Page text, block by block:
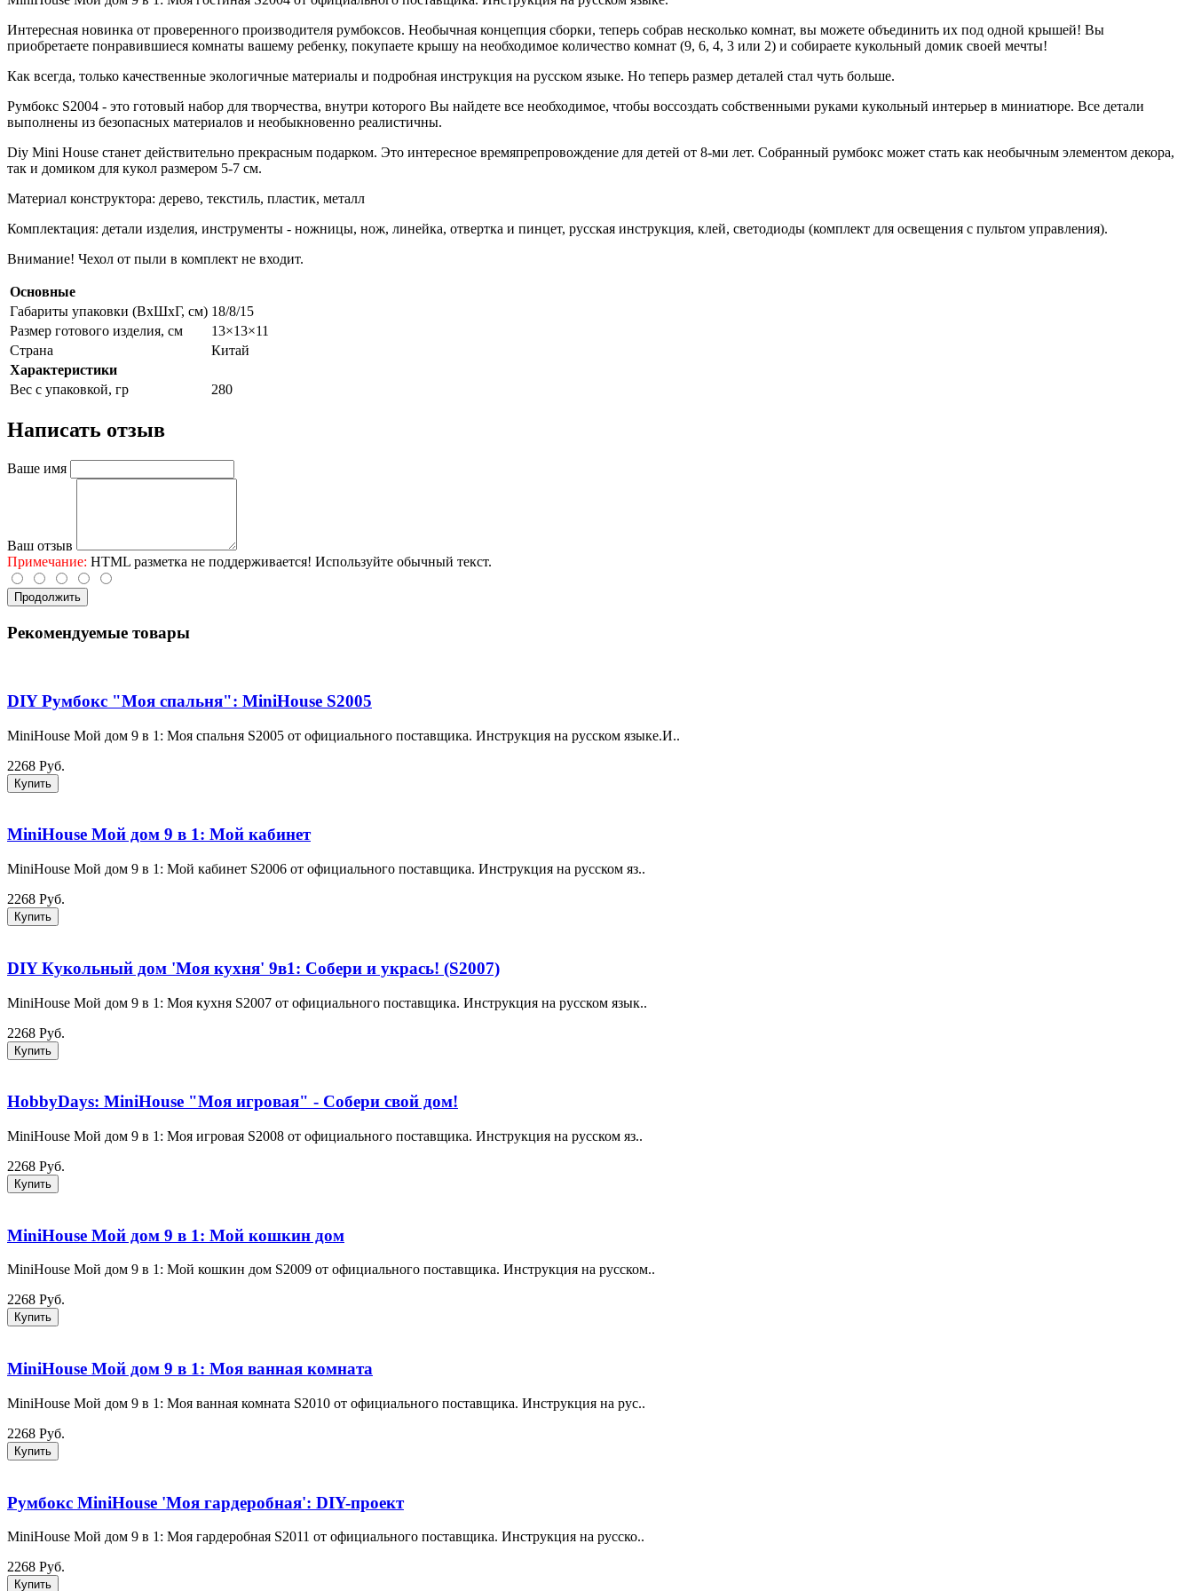
Интересная новинка от проверенного производителя румбоксов. Необычная концепция сборки, теперь собрав несколько комнат, вы можете объединить их под одной крышей! Вы
приобретаете понравившиеся комнаты вашему ребенку, покупаете крышу на необходимое количество комнат (9, 6, 4, 3 или 2) и собираете кукольный домик своей мечты!
Как всегда, только качественные экологичные материалы и подробная инструкция на русском языке. Но теперь размер деталей стал чуть больше.
Румбокс S2004 - это готовый набор для творчества, внутри которого Вы найдете все необходимое, чтобы воссоздать собственными руками кукольный интерьер в миниатюре. Все детали
выполнены из безопасных материалов и необыкновенно реалистичны.
Diy Mini House станет действительно прекрасным подарком. Это интересное времяпрепровождение для детей от 8-ми лет. Собранный румбокс может стать как необычным элементом декора,
так и домиком для кукол размером 5-7 см.
Материал конструктора: дерево, текстиль, пластик, металл
Комплектация: детали изделия, инструменты - ножницы, нож, линейка, отвертка и пинцет, русская инструкция, клей, светодиоды (комплект для освещения с пультом управления).
Внимание! Чехол от пыли в комплект не входит.
Основные
Габариты упаковки (ВхШхГ, см) 18/8/15
Размер готового изделия, см
13×13×11
Страна
Китай
Характеристики
Вес с упаковкой, гр
280
Написать отзыв
Ваше имя
Ваш отзыв
Примечание: HTML разметка не поддерживается! Используйте обычный текст.
Продолжить
Рекомендуемые товары
DIY Румбокс "Моя спальня": MiniHouse S2005
MiniHouse Мой дом 9 в 1: Моя спальня S2005 от официального поставщика. Инструкция на русском языке.И..
2268 Руб.
Купить
MiniHouse Мой дом 9 в 1: Мой кабинет
MiniHouse Мой дом 9 в 1: Мой кабинет S2006 от официального поставщика. Инструкция на русском яз..
2268 Руб.
Купить
DIY Кукольный дом 'Моя кухня' 9в1: Собери и укрась! (S2007)
MiniHouse Мой дом 9 в 1: Моя кухня S2007 от официального поставщика. Инструкция на русском язык..
2268 Руб.
Купить
HobbyDays: MiniHouse "Моя игровая" - Собери свой дом!
MiniHouse Мой дом 9 в 1: Моя игровая S2008 от официального поставщика. Инструкция на русском яз..
2268 Руб.
Купить
MiniHouse Мой дом 9 в 1: Мой кошкин дом
MiniHouse Мой дом 9 в 1: Мой кошкин дом S2009 от официального поставщика. Инструкция на русском..
2268 Руб.
Купить
MiniHouse Мой дом 9 в 1: Моя ванная комната
MiniHouse Мой дом 9 в 1: Моя ванная комната S2010 от официального поставщика. Инструкция на рус..
2268 Руб.
Купить
Румбокс MiniHouse 'Моя гардеробная': DIY-проект
MiniHouse Мой дом 9 в 1: Моя гардеробная S2011 от официального поставщика. Инструкция на русско..
2268 Руб.
Купить